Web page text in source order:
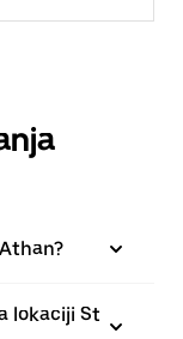
lokaciji St